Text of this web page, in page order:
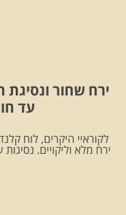
ירח שחור ונסיגת
עד
לקוראיי היקרים, לוח
ירח מלא וליקויים.